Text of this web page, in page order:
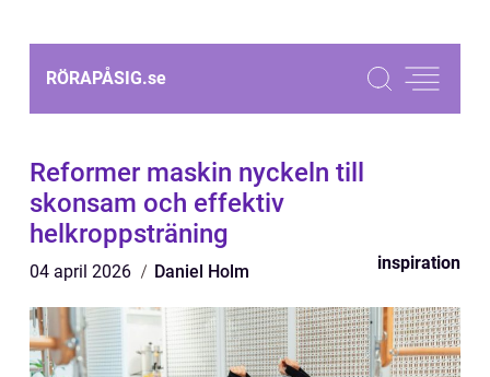
RÖRAPÅSIG.se
Reformer maskin nyckeln till
skonsam och effektiv
helkroppsträning
04 april 2026 Daniel Holm inspiration